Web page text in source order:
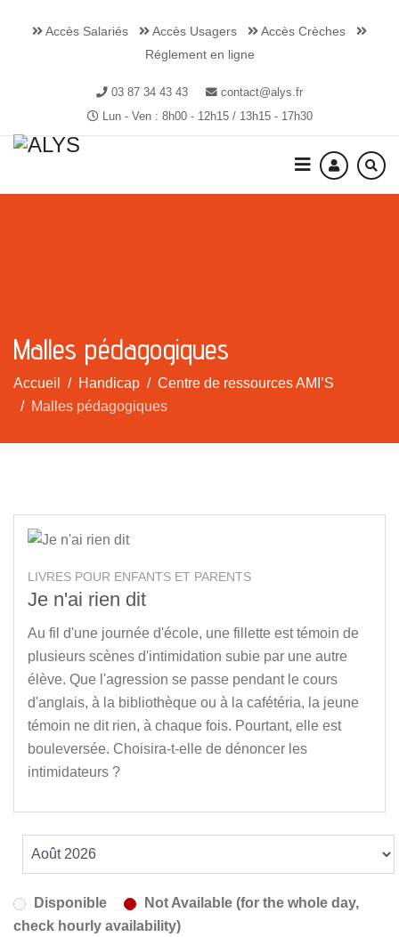
Accès Salariés Accès Usagers
Accès Crèches
Réglement en ligne
03 87 34 43 43
contact@alys.fr
Lun - Ven : 8h00 - 12h15 / 13h15 - 17h30
Malles pédagogiques
Accueil Handicap
Centre de ressources AMI’S
Malles pédagogiques
LIVRES POUR ENFANTS ET PARENTS
Je n'ai rien dit
Au fil d'une journée d'école, une fillette est témoin de
plusieurs scènes d'intimidation subie par une autre
élève. Que l'agression se passe pendant le cours
d'anglais, à la bibliothèque ou à la cafétéria, la jeune
témoin ne dit rien, à chaque fois. Pourtant, elle est
bouleversée. Choisira-t-elle de dénoncer les
intimidateurs ?
Disponible
Not Available (for the whole day,
check hourly availability)